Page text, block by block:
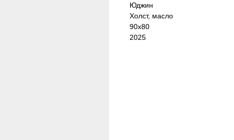
Юджин
Холст, масло
90х80
2025